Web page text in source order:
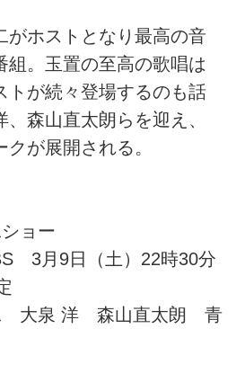
ホストとなり最高の音
組。玉置の至高の歌唱は
トが続々登場するのも話
森山直太朗らを迎え、
が展開される。
ョー
3月9日（土）22時30分
大泉 洋 森山直太朗 青